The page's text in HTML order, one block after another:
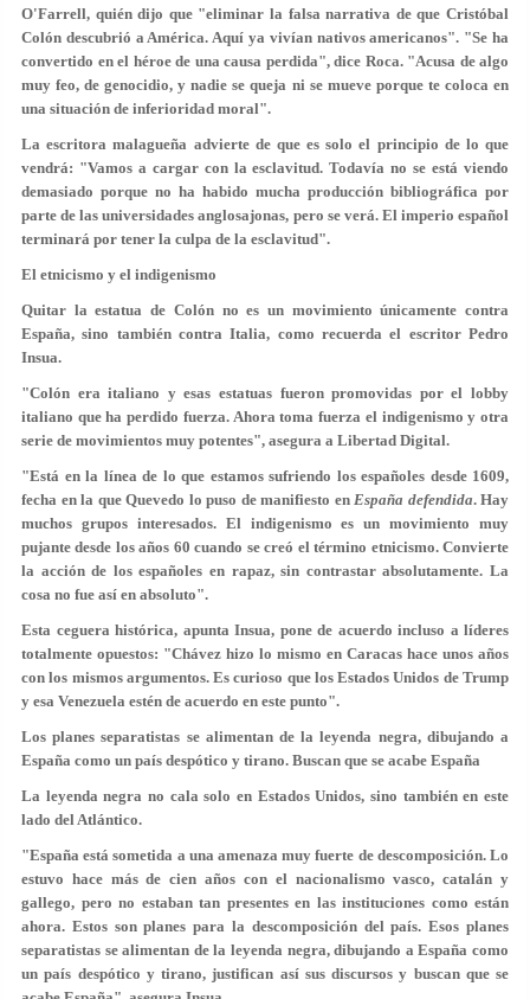
O'Farrell, quién dijo que "eliminar la falsa narrativa de que Cristóbal
Colón descubrió a América. Aquí ya vivían nativos americanos". "Se ha
convertido en el héroe de una causa perdida", dice Roca. "Acusa de algo
muy feo, de genocidio, y nadie se queja ni se mueve porque te coloca en
una situación de inferioridad moral".
La escritora malagueña advierte de que es solo el principio de lo que
vendrá: "Vamos a cargar con la esclavitud. Todavía no se está viendo
demasiado porque no ha habido mucha producción bibliográfica por
parte de las universidades anglosajonas, pero se verá. El imperio español
terminará por tener la culpa de la esclavitud".
El etnicismo y el indigenismo
Quitar la estatua de Colón no es un movimiento únicamente contra
España, sino también contra Italia, como recuerda el escritor Pedro
Insua.
"Colón era italiano y esas estatuas fueron promovidas por el lobby
italiano que ha perdido fuerza. Ahora toma fuerza el indigenismo y otra
serie de movimientos muy potentes", asegura a Libertad Digital.
"Está en la línea de lo que estamos sufriendo los españoles desde 1609,
fecha en la que Quevedo lo puso de manifiesto en España defendida. Hay
muchos grupos interesados. El indigenismo es un movimiento muy
pujante desde los años 60 cuando se creó el término etnicismo. Convierte
la acción de los españoles en rapaz, sin contrastar absolutamente. La
cosa no fue así en absoluto".
Esta ceguera histórica, apunta Insua, pone de acuerdo incluso a líderes
totalmente opuestos: "Chávez hizo lo mismo en Caracas hace unos años
con los mismos argumentos. Es curioso que los Estados Unidos de Trump
y esa Venezuela estén de acuerdo en este punto".
Los planes separatistas se alimentan de la leyenda negra, dibujando a
España como un país despótico y tirano. Buscan que se acabe España
La leyenda negra no cala solo en Estados Unidos, sino también en este
lado del Atlántico.
"España está sometida a una amenaza muy fuerte de descomposición. Lo
estuvo hace más de cien años con el nacionalismo vasco, catalán y
gallego, pero no estaban tan presentes en las instituciones como están
ahora. Estos son planes para la descomposición del país.Esos planes
separatistas se alimentan de la leyenda negra, dibujando a España como
un país despótico y tirano, justifican así sus discursos y buscan que se